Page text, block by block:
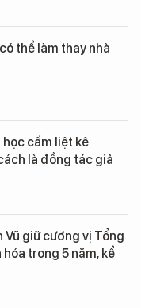
thể làm thay nhà
học cấm liệt kê
là đồng tác giả
Vũ giữ cương vị Tổng
hóa trong 5 năm, kể